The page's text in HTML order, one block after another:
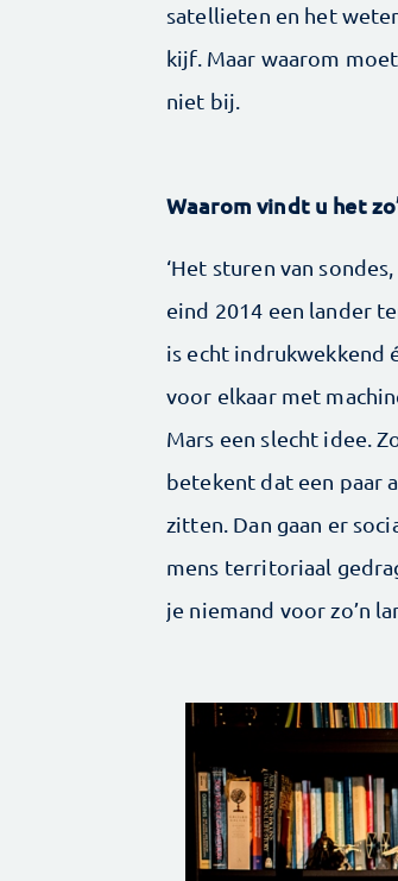
satellieten en het
kijf. Maar waarom
niet bij.
Waarom vindt u het
‘Het sturen van
eind 2014 een lander
is echt indrukwekkend
voor elkaar met
Mars een slecht idee.
betekent dat een paar
zitten. Dan gaan er
mens territoriaal
je niemand voor zo’n